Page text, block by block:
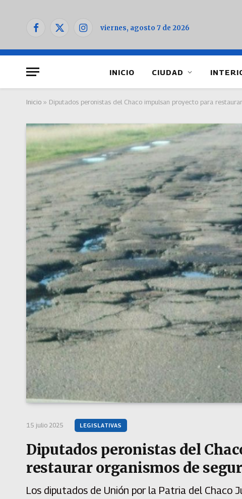
Facebook
X
Instagramviernes, agosto 7 de 2026
INICIO CIUDAD
Inicio » Diputados peronistas del Chaco impulsan proyecto para
15 julio 2025 LEGISLATIVAS
Diputados peronistas del
restaurar organismos de
Los diputados de Unión por la Patria del Chaco